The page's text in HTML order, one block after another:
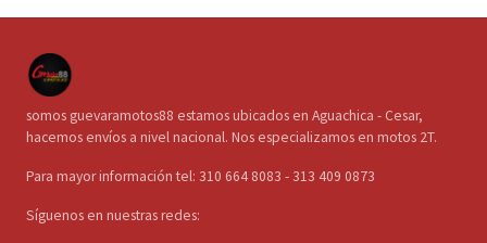
somos guevaramotos88 estamos ubicados en Aguachica - Cesar,
hacemos envíos a nivel nacional. Nos especializamos en motos 2T.
Para mayor información tel: 310 664 8083 - 313 409 0873
Síguenos en nuestras redes: